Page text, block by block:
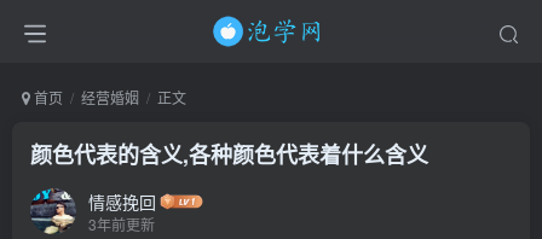
首页 经营婚姻 正文
颜色代表的含义,各种颜色代表着什么含义
情感挽回
3年前更新